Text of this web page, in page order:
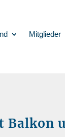
Mitglieder